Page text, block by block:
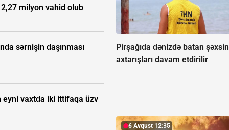
2,27 milyon vahid olub
sərnişin daşınması
eyni vaxtda iki ittifaqa üzv
Pirşağıda dənizdə batan şəxsin
axtarışları davam etdirilir
6 Avqust 12:35